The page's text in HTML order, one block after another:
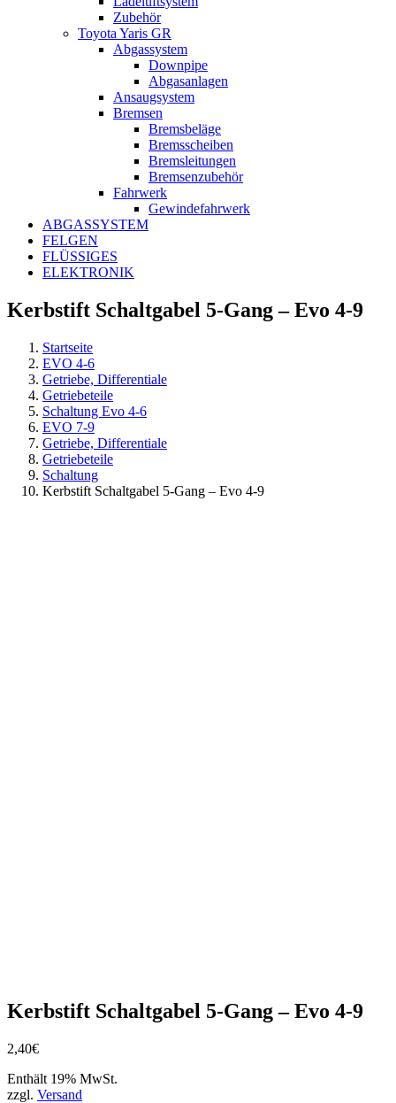
Zubehör
Toyota Yaris GR
Abgassystem
Downpipe
Abgasanlagen
Ansaugsystem
Bremsen
Bremsbeläge
Bremsscheiben
Bremsleitungen
Bremsenzubehör
Fahrwerk
Gewindefahrwerk
ABGASSYSTEM
FELGEN
FLÜSSIGES
ELEKTRONIK
Kerbstift Schaltgabel 5-Gang – Evo 4-9
Startseite
EVO 4-6
Getriebe, Differentiale
Getriebeteile
Schaltung Evo 4-6
EVO 7-9
Getriebe, Differentiale
Getriebeteile
Schaltung
Kerbstift Schaltgabel 5-Gang – Evo 4-9
Kerbstift Schaltgabel 5-Gang – Evo 4-9
2,40€
Enthält 19% MwSt.
zzgl. Versand